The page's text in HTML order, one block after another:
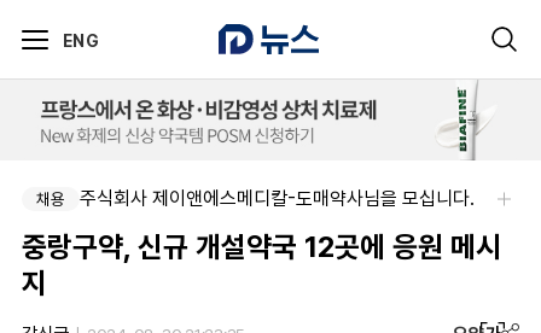
ENG
채용 주식회사 제이앤에스메디칼-도매약사님을 모십니다.
중랑구약, 신규 개설약국 12곳에 응원 메시
지